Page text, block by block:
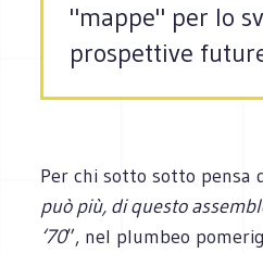
"mappe" per lo
prospettive
Per chi sotto sotto pensa
può più, di questo
‘70”, nel plumbeo